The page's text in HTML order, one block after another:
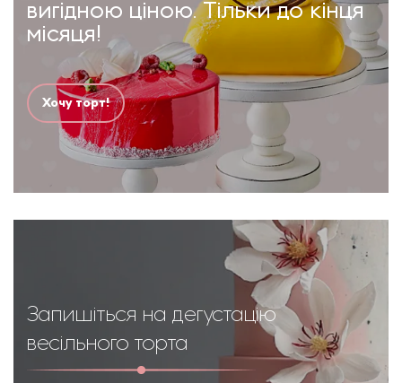
вигідною ціною. Тільки до кінця
місяця!
Хочу торт!
Запишіться на дегустацію
весільного торта